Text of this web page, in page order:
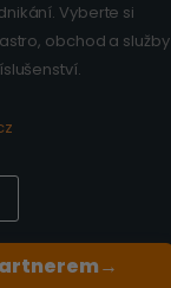
Vyberte si
obchod a služby
→